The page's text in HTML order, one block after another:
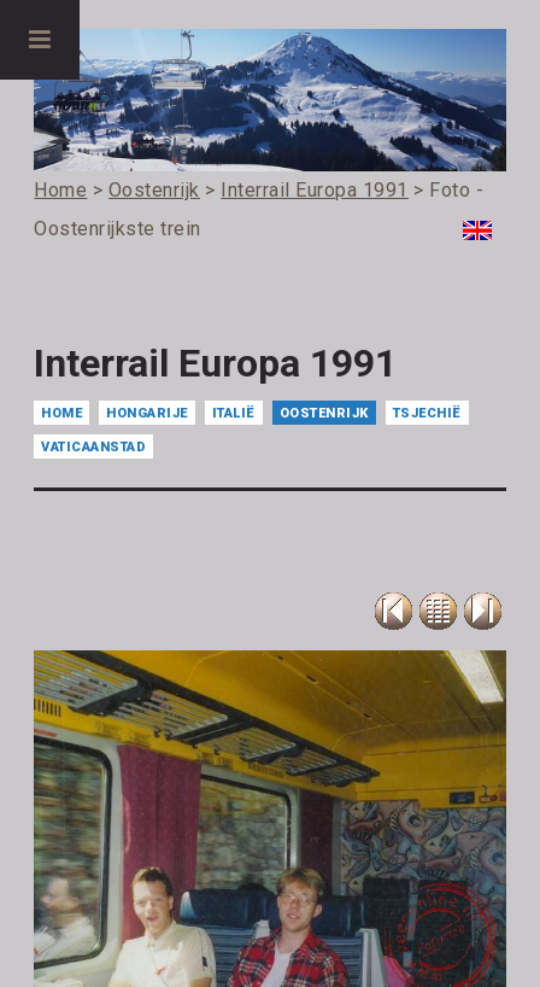
Home > Oostenrijk > Interrail Europa 1991 > Foto -
Oostenrijkste trein
Interrail Europa 1991
HOME HONGARIJE ITALIË OOSTENRIJK TSJECHIË
VATICAANSTAD